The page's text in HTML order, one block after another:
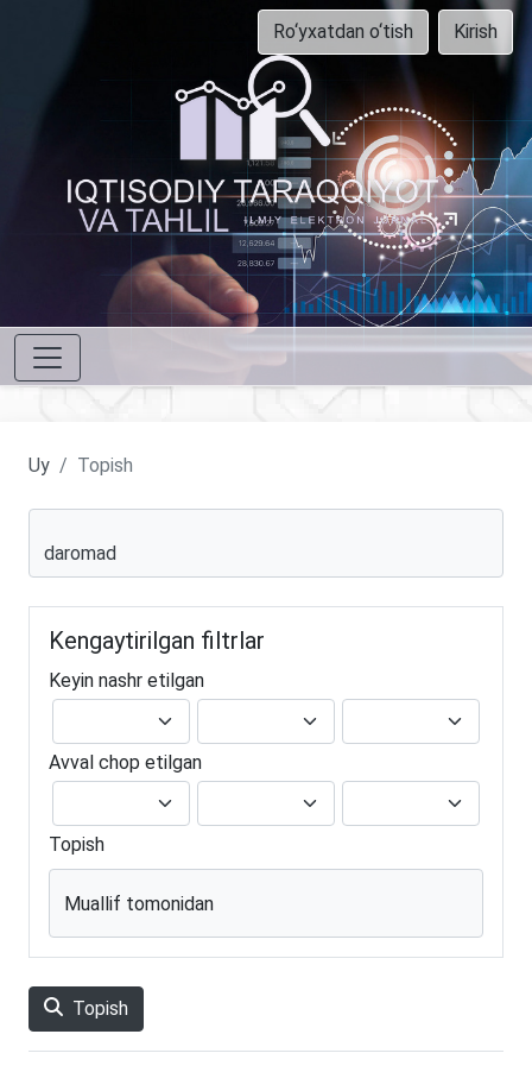
Ro‘yxatdan o‘tish Kirish
Uy Topish
Kengaytirilgan filtrlar
Keyin nashr etilgan
Avval chop etilgan
Topish
Muallif tomonidan
Topish